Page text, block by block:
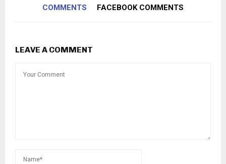
COMMENTS FACEBOOK COMMENTS
LEAVE A COMMENT